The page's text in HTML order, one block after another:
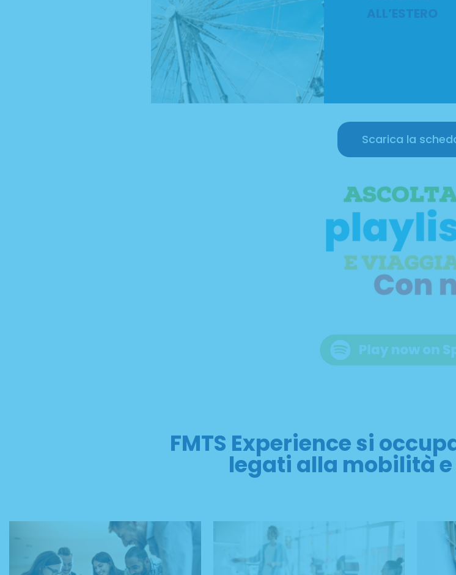
Scarica la
FMTS Experience si
legati alla mobilità
CORSI DI LINGUA